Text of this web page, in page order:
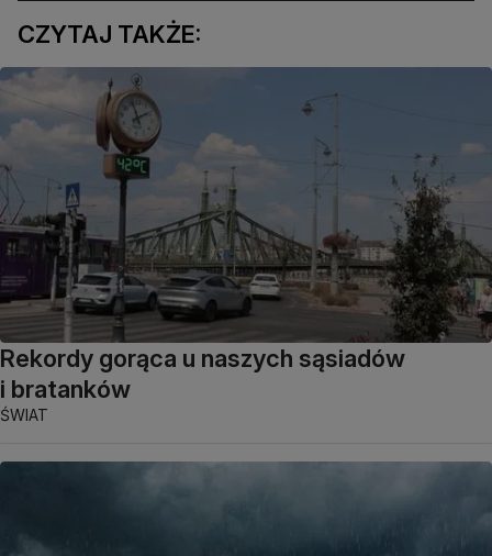
CZYTAJ TAKŻE:
Rekordy gorąca u naszych sąsiadów
i bratanków
ŚWIAT